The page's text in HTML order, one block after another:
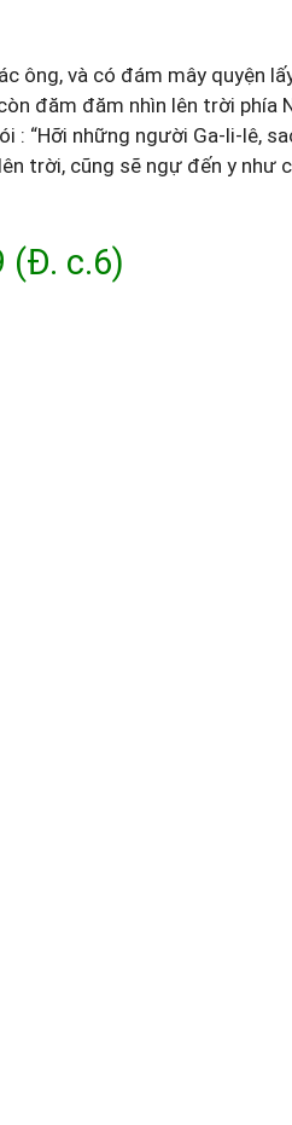
ông, và có đám mây quyện
đăm đăm nhìn lên trời phía
: “Hỡi những người Ga-li-lê,
trời, cũng sẽ ngự đến y như
c.6)